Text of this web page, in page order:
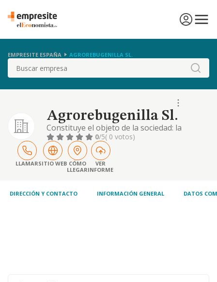
EMPRESITE ESPAÑA AGROREBUGENILLA SL.
Buscar
Agrorebugenilla Sl.
Constituye el objeto de la sociedad: la
sociedad tiene por objeto, la agricultura y
ganadería en general -actividad principal-; la
explotación de fincas rústicas y ganaderas,
en tanto en propiedad como en
arrendamiento, así como la comercialización
..
0/5( 0 votos)
LLAMARSITIO WEB CÓMO
LLEGAR
VER
INFORME
DIRECCIÓN Y CONTACTO INFORMACIÓN GENERAL DATOS